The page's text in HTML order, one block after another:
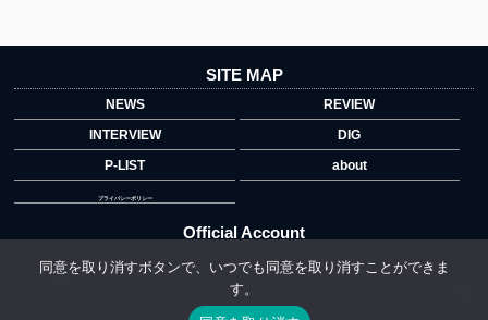
SITE MAP
NEWS
REVIEW
INTERVIEW
DIG
P-LIST
about
プライバシーポリシー
Official Account
同意を取り消すボタンで、いつでも同意を取り消すことができま
す。